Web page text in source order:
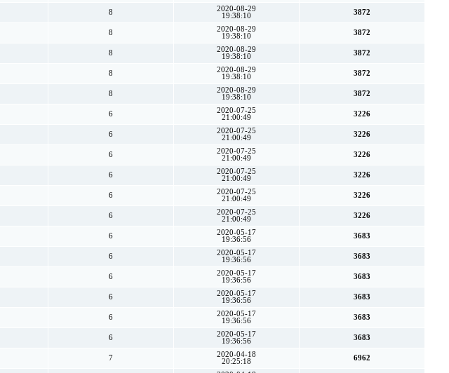
8
2020-08-29
19:38:10
3872
8
2020-08-29
19:38:10
3872
8
2020-08-29
19:38:10
3872
8
2020-08-29
19:38:10
3872
8
2020-08-29
19:38:10
3872
6
2020-07-25
21:00:49
3226
6
2020-07-25
21:00:49
3226
6
2020-07-25
21:00:49
3226
6
2020-07-25
21:00:49
3226
6
2020-07-25
21:00:49
3226
6
2020-07-25
21:00:49
3226
6
2020-05-17
19:36:56
3683
6
2020-05-17
19:36:56
3683
6
2020-05-17
19:36:56
3683
6
2020-05-17
19:36:56
3683
6
2020-05-17
19:36:56
3683
6
2020-05-17
19:36:56
3683
7
2020-04-18
20:25:18
6962